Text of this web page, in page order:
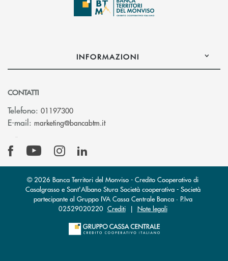
INFORMAZIONI
CONTATTI
Telefono: 01197300
E-mail: marketing@bancabtm.it(si apre l’app di posta elettronica)
© 2026 Banca Territori del Monviso - Credito Cooperativo di
Casalgrasso e Sant'Albano Stura Società cooperativa - Società
partecipante al Gruppo IVA Cassa Centrale Banca · P.Iva
02529020220 Crediti| Note legali